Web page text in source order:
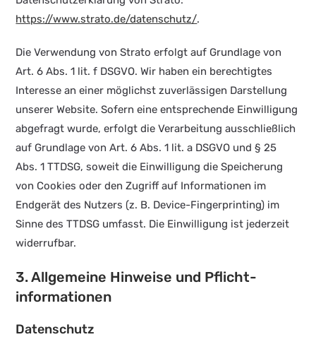
https://www.strato.de/datenschutz/.
Die Verwendung von Strato erfolgt auf Grundlage von
Art. 6 Abs. 1 lit. f DSGVO. Wir haben ein berechtigtes
Interesse an einer möglichst zuverlässigen Darstellung
unserer Website. Sofern eine entsprechende Einwilligung
abgefragt wurde, erfolgt die Verarbeitung ausschließlich
auf Grundlage von Art. 6 Abs. 1 lit. a DSGVO und § 25
Abs. 1 TTDSG, soweit die Einwilligung die Speicherung
von Cookies oder den Zugriff auf Informationen im
Endgerät des Nutzers (z. B. Device-Fingerprinting) im
Sinne des TTDSG umfasst. Die Einwilligung ist jederzeit
widerrufbar.
3. Allgemeine Hinweise und Pflicht­
informationen
Datenschutz